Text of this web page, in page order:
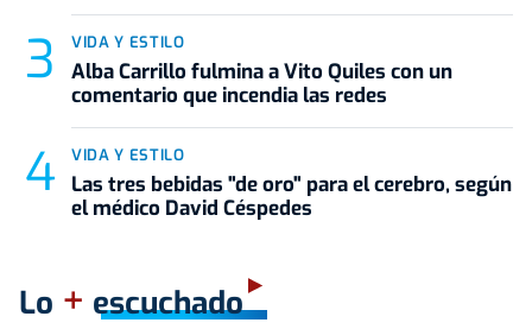
VIDA Y ESTILO
Alba Carrillo fulmina a Vito Quiles con un
comentario que incendia las redes
VIDA Y ESTILO
Las tres bebidas "de oro" para el cerebro, según
el médico David Céspedes
Lo + escuchado